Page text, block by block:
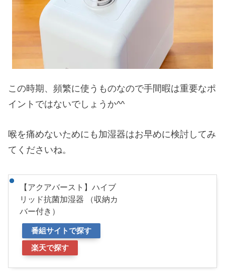
この時期、頻繁に使うものなので手間暇は重要なポ
イントではないでしょうか^^
喉を痛めないためにも加湿器はお早めに検討してみ
てくださいね。
【アクアバースト】ハイブ
リッド抗菌加湿器 （収納カ
バー付き）
番組サイトで探す
楽天で探す